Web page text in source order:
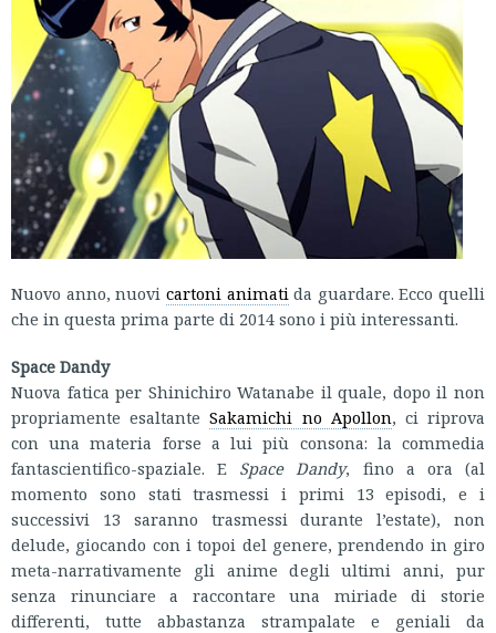
Nuovo anno, nuovi cartoni animati da guardare. Ecco quelli
che in questa prima parte di 2014 sono i più interessanti.
Space Dandy
Nuova fatica per Shinichiro Watanabe il quale, dopo il non
propriamente esaltanteSakamichi no Apollon, ci riprova
con una materia forse a lui più consona: la commedia
fantascientifico-spaziale. E Space Dandy, fino a ora (al
momento sono stati trasmessi i primi 13 episodi, e i
successivi 13 saranno trasmessi durante l’estate), non
delude, giocando con i topoi del genere, prendendo in giro
meta-narrativamente gli anime degli ultimi anni, pur
senza rinunciare a raccontare una miriade di storie
differenti, tutte abbastanza strampalate e geniali da